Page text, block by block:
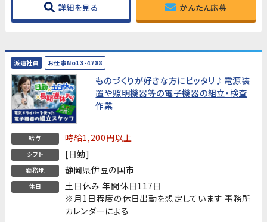
詳細を見る かんたん応募
派遣社員 お仕事No13-4788
ものづくりが好きな方にピッタリ♪電源装
置や照明機器等の電子機器の組立・検査
作業
給与 時給1,200円以上
シフト [日勤]
勤務地 静岡県伊豆の国市
休日
土日休み 年間休日117日
※月1日程度の休日出勤を想定しています 事務所
カレンダーによる